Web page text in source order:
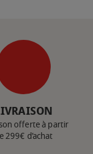
offerte à partir
299€ d’achat